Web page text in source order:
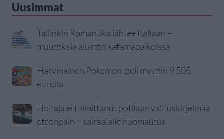
Uusimmat
Tallinkin Romantika lähtee Italiaan –
muutoksia alusten satamapaikoissa
Harvinainen Pokemon-peli myytiin 9 505
eurolla
Hoitaja ei toimittanut potilaan valituskirjelmää
eteenpäin – sairaalalle huomautus